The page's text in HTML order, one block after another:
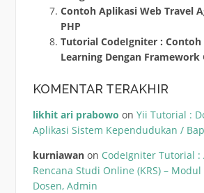
Contoh Aplikasi Web Travel
PHP
Tutorial CodeIgniter : Contoh
Learning Dengan Framework
KOMENTAR TERAKHIR
likhit ari prabowo on Yii Tutorial :
Aplikasi Sistem Kependudukan /
kurniawanon CodeIgniter Tutorial :
Rencana Studi Online (KRS) –
Dosen, Admin